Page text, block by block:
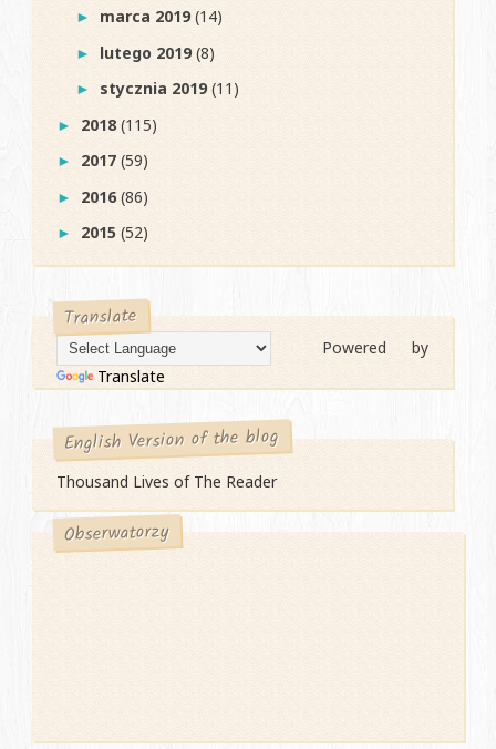
► marca 2019(14)
► lutego 2019(8)
► stycznia 2019(11)
► 2018(115)
► 2017(59)
► 2016(86)
► 2015(52)
Translate
Powered by
Translate
English Version of the blog
Thousand Lives of The Reader
Obserwatorzy